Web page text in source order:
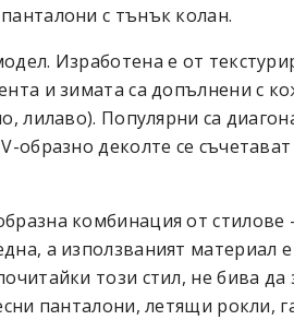
с тънък колан.
Изработена е от
и зимата са допълнени с
лилаво). Популярни са
образно деколте се
комбинация от
а използваният материал
този стил, не бива да
панталони, летящи рокли,